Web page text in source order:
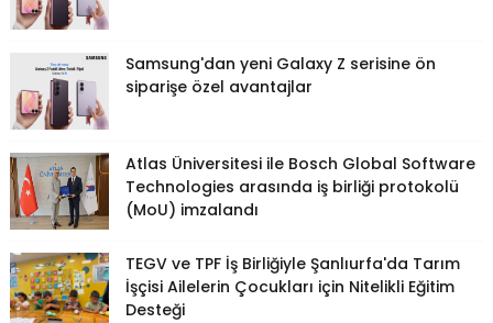
Samsung'dan yeni Galaxy Z serisine ön
siparişe özel avantajlar
Atlas Üniversitesi ile Bosch Global Software
Technologies arasında iş birliği protokolü
(MoU) imzalandı
TEGV ve TPF İş Birliğiyle Şanlıurfa'da Tarım
İşçisi Ailelerin Çocukları için Nitelikli Eğitim
Desteği